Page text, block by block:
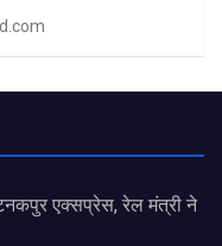
एक्सप्रेस, रेल मंत्री ने